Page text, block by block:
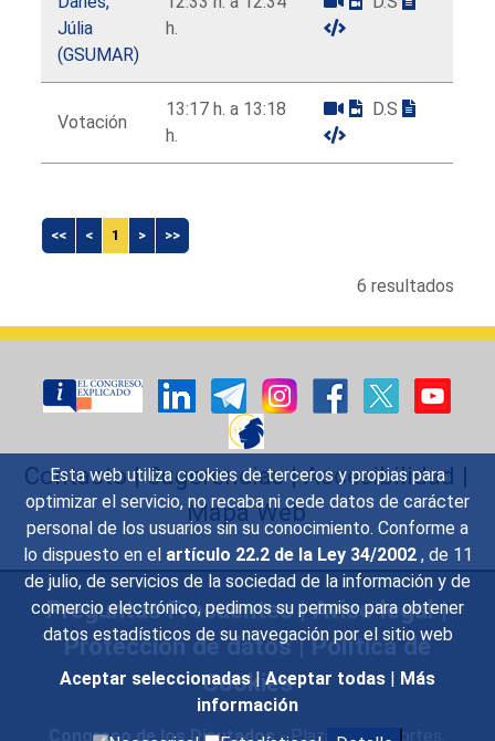
Esta web utiliza cookies de terceros y propias para
optimizar el servicio, no recaba ni cede datos de carácter
personal de los usuarios sin su conocimiento. Conforme a
lo dispuesto en el artículo 22.2 de la Ley 34/2002 , de 11
de julio, de servicios de la sociedad de la información y de
comercio electrónico, pedimos su permiso para obtener
datos estadísticos de su navegación por el sitio web
Aceptar seleccionadas | Aceptar todas | Más
información
Júlia
(GSUMAR)
h.
Votación
13:17 h. a 13:18
h.
D.S
<< < 1 > >>
6 resultados
Contacto|Sugerencias|Accesibilidad |
Mapa Web
Preguntas Frecuentes|Aviso legal|
Protección de datos|Política de
Cookies
Congreso de los Diputados- Plaza de las Cortes,